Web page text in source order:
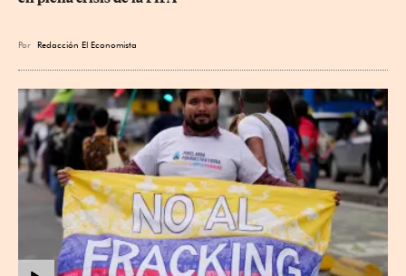
Por Redacción El Economista